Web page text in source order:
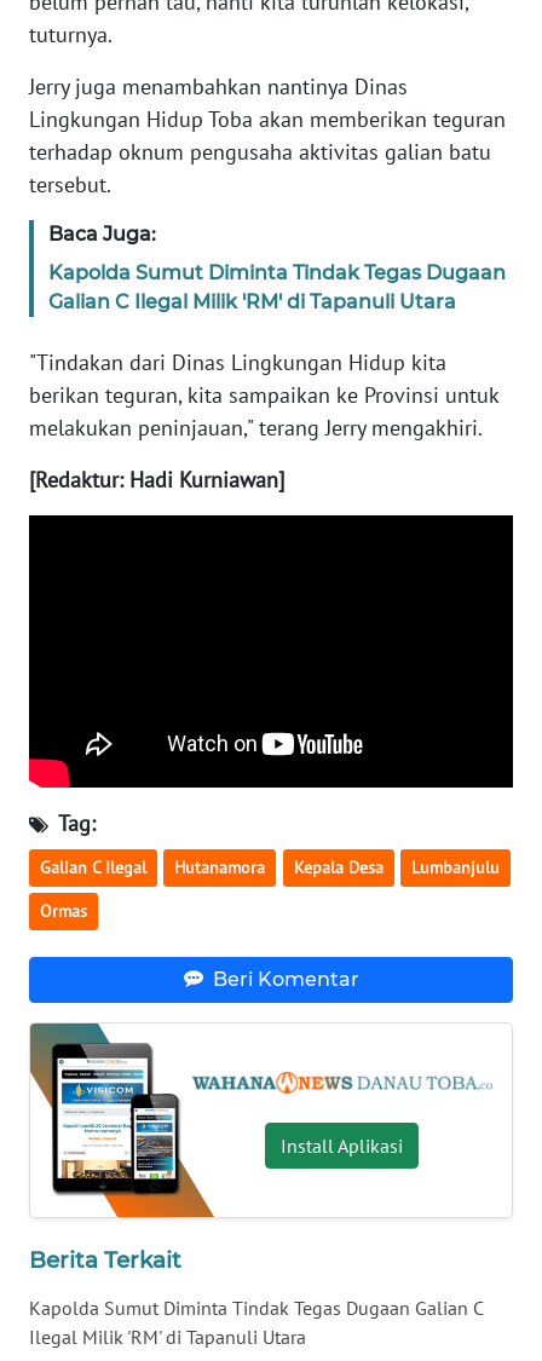
tuturnya.
Jerry juga menambahkan nantinya Dinas
Lingkungan Hidup Toba akan memberikan teguran
terhadap oknum pengusaha aktivitas galian batu
tersebut.
Baca Juga:
Kapolda Sumut Diminta Tindak Tegas Dugaan
Galian C Ilegal Milik 'RM' di Tapanuli Utara
"Tindakan dari Dinas Lingkungan Hidup kita
berikan teguran, kita sampaikan ke Provinsi untuk
melakukan peninjauan," terang Jerry mengakhiri.
[Redaktur: Hadi Kurniawan]
Tag:
Galian C Ilegal Hutanamora Kepala Desa Lumbanjulu
Ormas
Beri Komentar
Install Aplikasi
Berita Terkait
Kapolda Sumut Diminta Tindak Tegas Dugaan Galian C
Ilegal Milik 'RM' di Tapanuli Utara
NTB
WN
SULTENG
WN
SULBAR
BABEL
WN
WN
WN
WN
NUSANTARA
WN
WN
JATIM
BALI
KALBAR
WN
KALTENG